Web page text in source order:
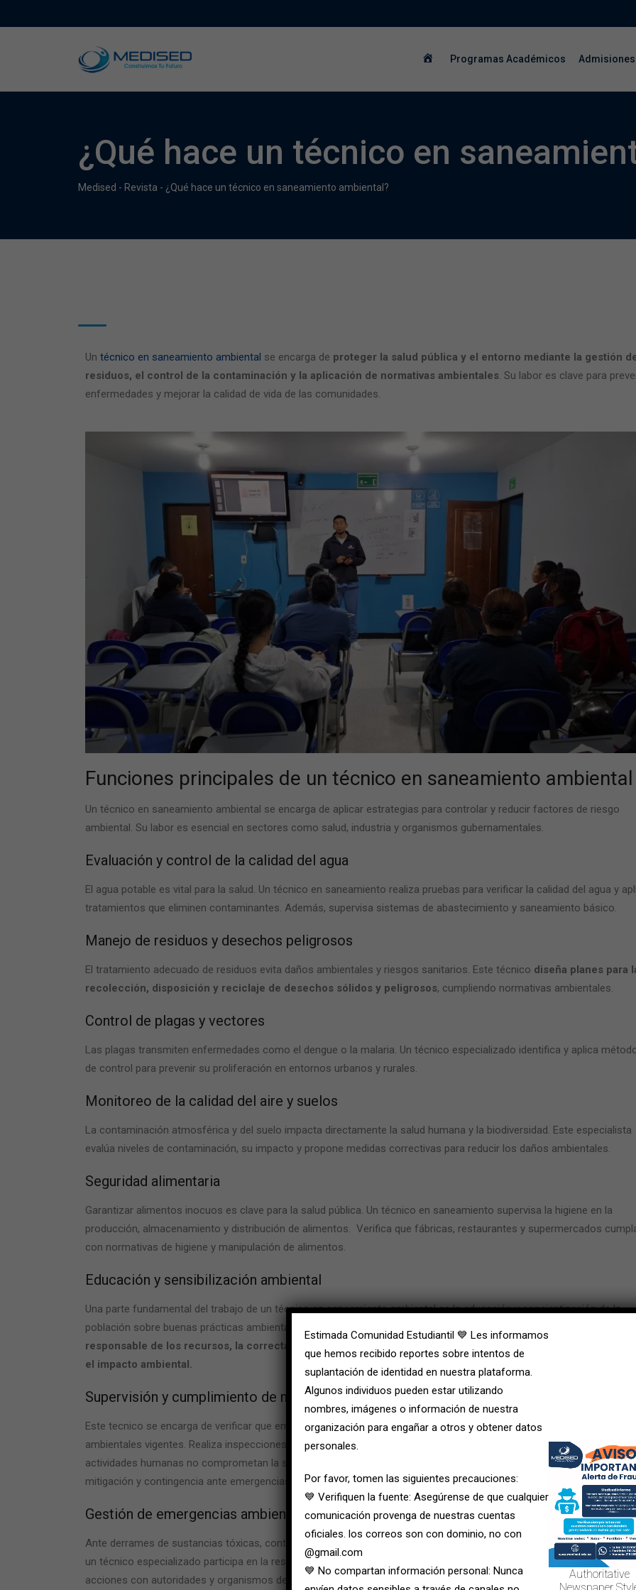
Programas Académicos Admisiones
¿Qué hace un técnico en
Medised - Revista - ¿Qué hace un técnico en saneamiento ambiental?
Un técnico en saneamiento ambiental se encarga de proteger la salud pública y el entorno mediante la gestión
residuos, el control de la contaminación y la aplicación de normativas ambientales. Su labor es clave para
enfermedades y mejorar la calidad de vida de las comunidades.
Funciones principales de un técnico en saneamiento ambiental
Un técnico en saneamiento ambiental se encarga de aplicar estrategias para controlar y reducir factores de riesgo
ambiental. Su labor es esencial en sectores como salud, industria y organismos gubernamentales.
Evaluación y control de la calidad del agua
El agua potable es vital para la salud. Un técnico en saneamiento realiza pruebas para verificar la calidad del agua y
tratamientos que eliminen contaminantes. Además, supervisa sistemas de abastecimiento y saneamiento básico.
Manejo de residuos y desechos peligrosos
El tratamiento adecuado de residuos evita daños ambientales y riesgos sanitarios. Este técnico diseña planes para
recolección, disposición y reciclaje de desechos sólidos y peligrosos, cumpliendo normativas ambientales.
Control de plagas y vectores
Las plagas transmiten enfermedades como el dengue o la malaria. Un técnico especializado identifica y aplica
de control para prevenir su proliferación en entornos urbanos y rurales.
Monitoreo de la calidad del aire y suelos
La contaminación atmosférica y del suelo impacta directamente la salud humana y la biodiversidad. Este especialista
evalúa niveles de contaminación, su impacto y propone medidas correctivas para reducir los daños ambientales.
Seguridad alimentaria
Garantizar alimentos inocuos es clave para la salud pública. Un técnico en saneamiento supervisa la higiene en la
producción, almacenamiento y distribución de alimentos. Verifica que fábricas, restaurantes y supermercados
con normativas de higiene y manipulación de alimentos.
Educación y sensibilización ambiental
Una parte fundamental del trabajo de un técnico en saneamiento ambientales la educación y concientización de la
población sobre buenas prácticas ambientales.
Organiza charlas, talleres y campañas para promover el uso
responsable de los recursos, la correcta gestión de residuos y la adopción de hábitos saludables que
el impacto ambiental.
Supervisión y cumplimiento de normativas ambientales
Este tecnico se encarga de verificar que empresas, industrias y entidades públicas cumplan con las regulaciones
ambientales vigentes. Realiza inspecciones, auditorías y evaluaciones de impacto ambiental, asegurando que las
actividades humanas no comprometan la salud ni el equilibrio ecológico. También colabora en la elaboración de
mitigación y contingencia ante emergencias ambientales.
Gestión de emergencias ambientales
Ante derrames de sustancias tóxicas, contaminación del agua o brotes de enfermedades relacionadas con el
un técnico especializado participa en la respuesta rápida y en la implementación de medidas correctivas. Coordina
acciones con autoridades y organismos de emergencia para minimizar los impactos negativos en la salud y el
Estimada Comunidad Estudiantil 💙 Les informamos
que hemos recibido reportes sobre intentos de
suplantación de identidad en nuestra plataforma.
Algunos individuos pueden estar utilizando
nombres, imágenes o información de nuestra
organización para engañar a otros y obtener datos
personales.
Por favor, tomen las siguientes precauciones:
💙 Verifiquen la fuente: Asegúrense de que cualquier
comunicación provenga de nuestras cuentas
oficiales. los correos son con dominio, no con
@gmail.com
💙 No compartan información personal: Nunca
Authoritative